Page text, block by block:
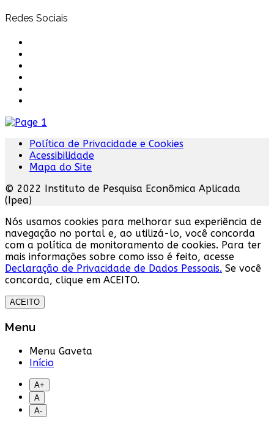
Redes Sociais
Política de Privacidade e Cookies
Acessibilidade
Mapa do Site
© 2022 Instituto de Pesquisa Econômica Aplicada
(Ipea)
Nós usamos cookies para melhorar sua experiência de
navegação no portal e, ao utilizá-lo, você concorda
com a política de monitoramento de cookies. Para ter
mais informações sobre como isso é feito, acesse
Declaração de Privacidade de Dados Pessoais. Se você
concorda, clique em ACEITO.
ACEITO
Menu
Menu Gaveta
Início
A+
A
A-